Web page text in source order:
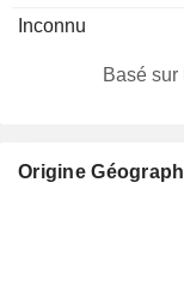
Inconnu
Basé
Origine